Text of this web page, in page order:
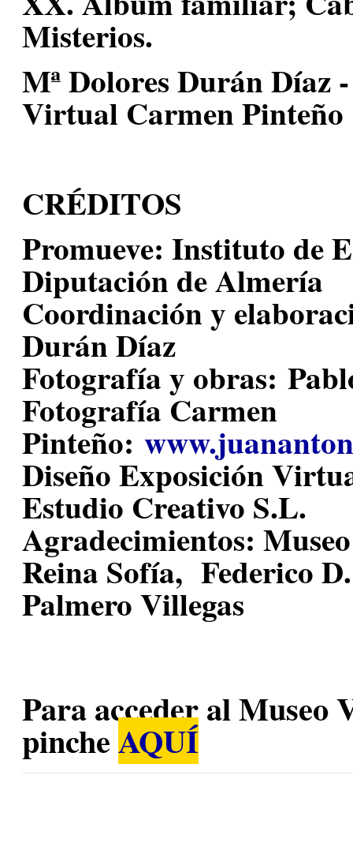
Misterios.
Mª Dolores Durán Díaz
Virtual Carmen Pinteño
CRÉDITOS
Promueve: Instituto de
Diputación de Almería
Coordinación y
Durán Díaz
Fotografía y obras:
Fotografía Carmen
Pinteño:
Diseño Exposición
Estudio Creativo S.L.
Agradecimientos:
Reina Sofía, Federico
Palmero Villegas
Para acceder al
pincheAQUÍ